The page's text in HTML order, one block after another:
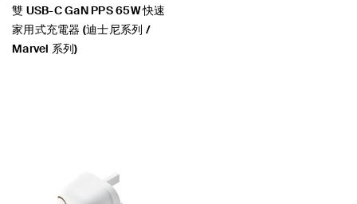
雙 USB-C GaN PPS 65W 快速
家用式充電器 (迪士尼系列 /
Marvel 系列)